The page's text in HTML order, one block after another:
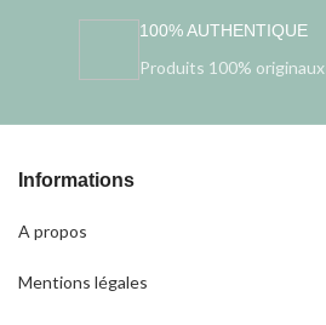
100% AUTHENTIQUE
Produits 100% originaux
Informations
A propos
Mentions légales